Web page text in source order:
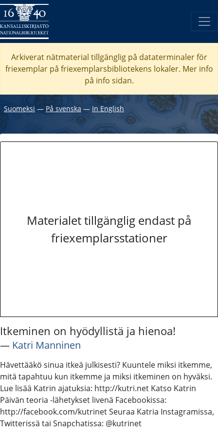
Arkiverat nätmaterial tillgänglig på dataterminaler för
friexemplar på friexemplarsbibliotekens lokaler. Mer info
på info sidan.
Suomeksi ― På svenska ― In English
Materialet tillgänglig endast på
friexemplarsstationer
Itkeminen on hyödyllistä ja hienoa!
― Katri Manninen
Hävettääkö sinua itkeä julkisesti? Kuuntele miksi itkemme,
mitä tapahtuu kun itkemme ja miksi itkeminen on hyväksi.
Lue lisää Katrin ajatuksia: http://kutri.net Katso Katrin
Päivän teoria -lähetykset livenä Facebookissa:
http://facebook.com/kutrinet Seuraa Katria Instagramissa,
Twitterissä tai Snapchatissa: @kutrinet